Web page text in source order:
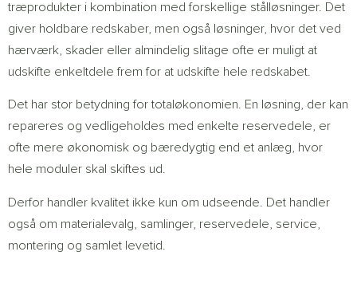
træprodukter i kombination med forskellige stålløsninger. Det
giver holdbare redskaber, men også løsninger, hvor det ved
hærværk, skader eller almindelig slitage ofte er muligt at
udskifte enkeltdele frem for at udskifte hele redskabet.
Det har stor betydning for totaløkonomien. En løsning, der kan
repareres og vedligeholdes med enkelte reservedele, er
ofte mere økonomisk og bæredygtig end et anlæg, hvor
hele moduler skal skiftes ud.
Derfor handler kvalitet ikke kun om udseende. Det handler
også om materialevalg, samlinger, reservedele, service,
montering og samlet levetid.